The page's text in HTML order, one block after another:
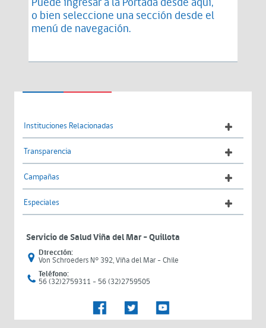
o bien seleccione una sección desde el
menú de navegación.
Instituciones Relacionadas
Transparencia
Campañas
Especiales
Servicio de Salud Viña del Mar – Quillota
Dirección:
Von Schroeders N° 392, Viña del Mar - Chile
Teléfono:
56 (32)2759311 - 56 (32)2759505